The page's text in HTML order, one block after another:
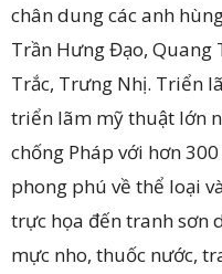
chân dung các anh
Trần Hưng Đạo, Quang
Trắc, Trưng Nhị. Triển
triển lãm mỹ thuật lớn
chống Pháp với hơn
phong phú về thể loại
trực họa đến tranh sơn
mực nho, thuốc nước,